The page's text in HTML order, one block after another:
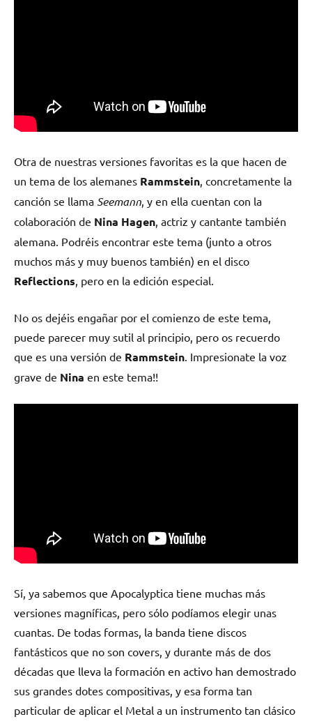
Otra de nuestras versiones favoritas es la que hacen de
un tema de los alemanes Rammstein, concretamente la
canción se llama Seemann, y en ella cuentan con la
colaboración de Nina Hagen, actriz y cantante también
alemana. Podréis encontrar este tema (junto a otros
muchos más y muy buenos también) en el disco
Reflections, pero en la edición especial.
No os dejéis engañar por el comienzo de este tema,
puede parecer muy sutil al principio, pero os recuerdo
que es una versión de Rammstein. Impresionate la voz
grave de Nina en este tema!!
Sí, ya sabemos que Apocalyptica tiene muchas más
versiones magníficas, pero sólo podíamos elegir unas
cuantas. De todas formas, la banda tiene discos
fantásticos que no son covers, y durante más de dos
décadas que lleva la formación en activo han demostrado
sus grandes dotes compositivas, y esa forma tan
particular de aplicar el Metal a un instrumento tan clásico